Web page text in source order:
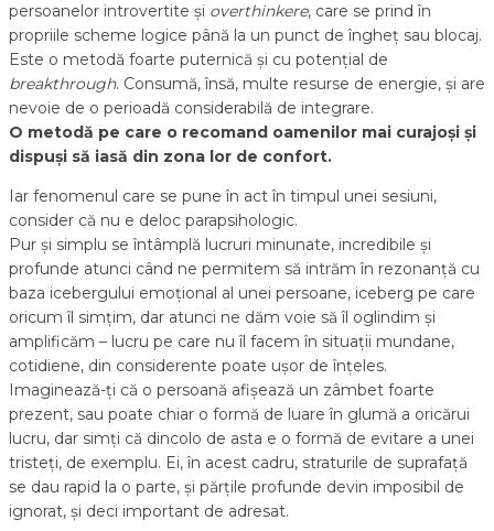
persoanelor introvertite și overthinkere, care se prind în
propriile scheme logice până la un punct de îngheț sau blocaj.
Este o metodă foarte puternică și cu potențial de
breakthrough. Consumă, însă, multe resurse de energie, și are
nevoie de o perioadă considerabilă de integrare.
O metodă pe care o recomand oamenilor mai curajoși și
dispuși să iasă din zona lor de confort.
Iar fenomenul care se pune în act în timpul unei sesiuni,
consider că nu e deloc parapsihologic.
Pur și simplu se întâmplă lucruri minunate, incredibile și
profunde atunci când ne permitem să intrăm în rezonanță cu
baza icebergului emoțional al unei persoane, iceberg pe care
oricum îl simțim, dar atunci ne dăm voie să îl oglindim și
amplificăm – lucru pe care nu îl facem în situații mundane,
cotidiene, din considerente poate ușor de înțeles.
Imaginează-ți că o persoană afișează un zâmbet foarte
prezent, sau poate chiar o formă de luare în glumă a oricărui
lucru, dar simți că dincolo de asta e o formă de evitare a unei
tristeți, de exemplu. Ei, în acest cadru, straturile de suprafață
se dau rapid la o parte, și părțile profunde devin imposibil de
ignorat, și deci important de adresat.